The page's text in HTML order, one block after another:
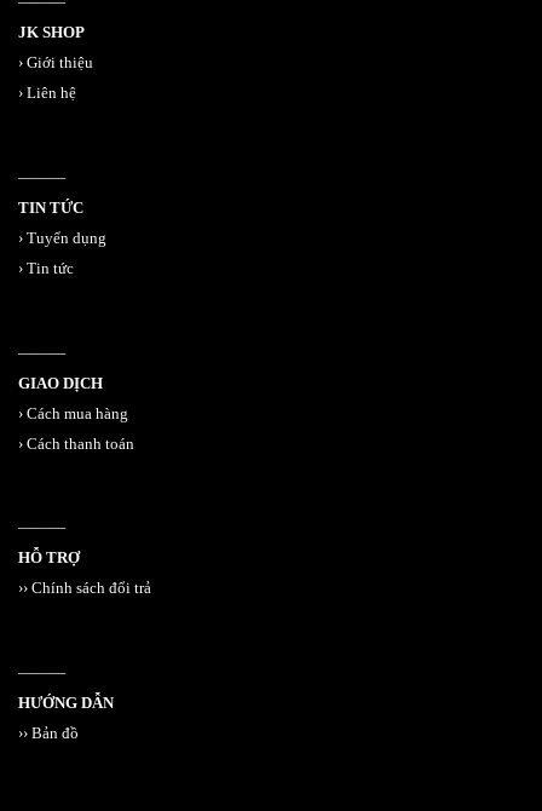
JK SHOP
› Giới thiệu
› Liên hệ
———
TIN TỨC
› Tuyển dụng
› Tin tức
———
GIAO DỊCH
› Cách mua hàng
› Cách thanh toán
———
HỖ TRỢ
›› Chính sách đổi trả
———
HƯỚNG DẪN
›› Bản đồ